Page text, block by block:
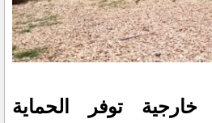
توفر الحماية